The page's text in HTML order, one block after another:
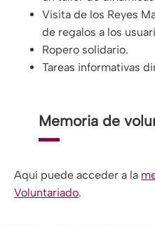
Visita de los Reyes
de regalos a los
Ropero solidario.
Tareas informativas
Memoria de
Aquí puede acceder a la
Voluntariado.